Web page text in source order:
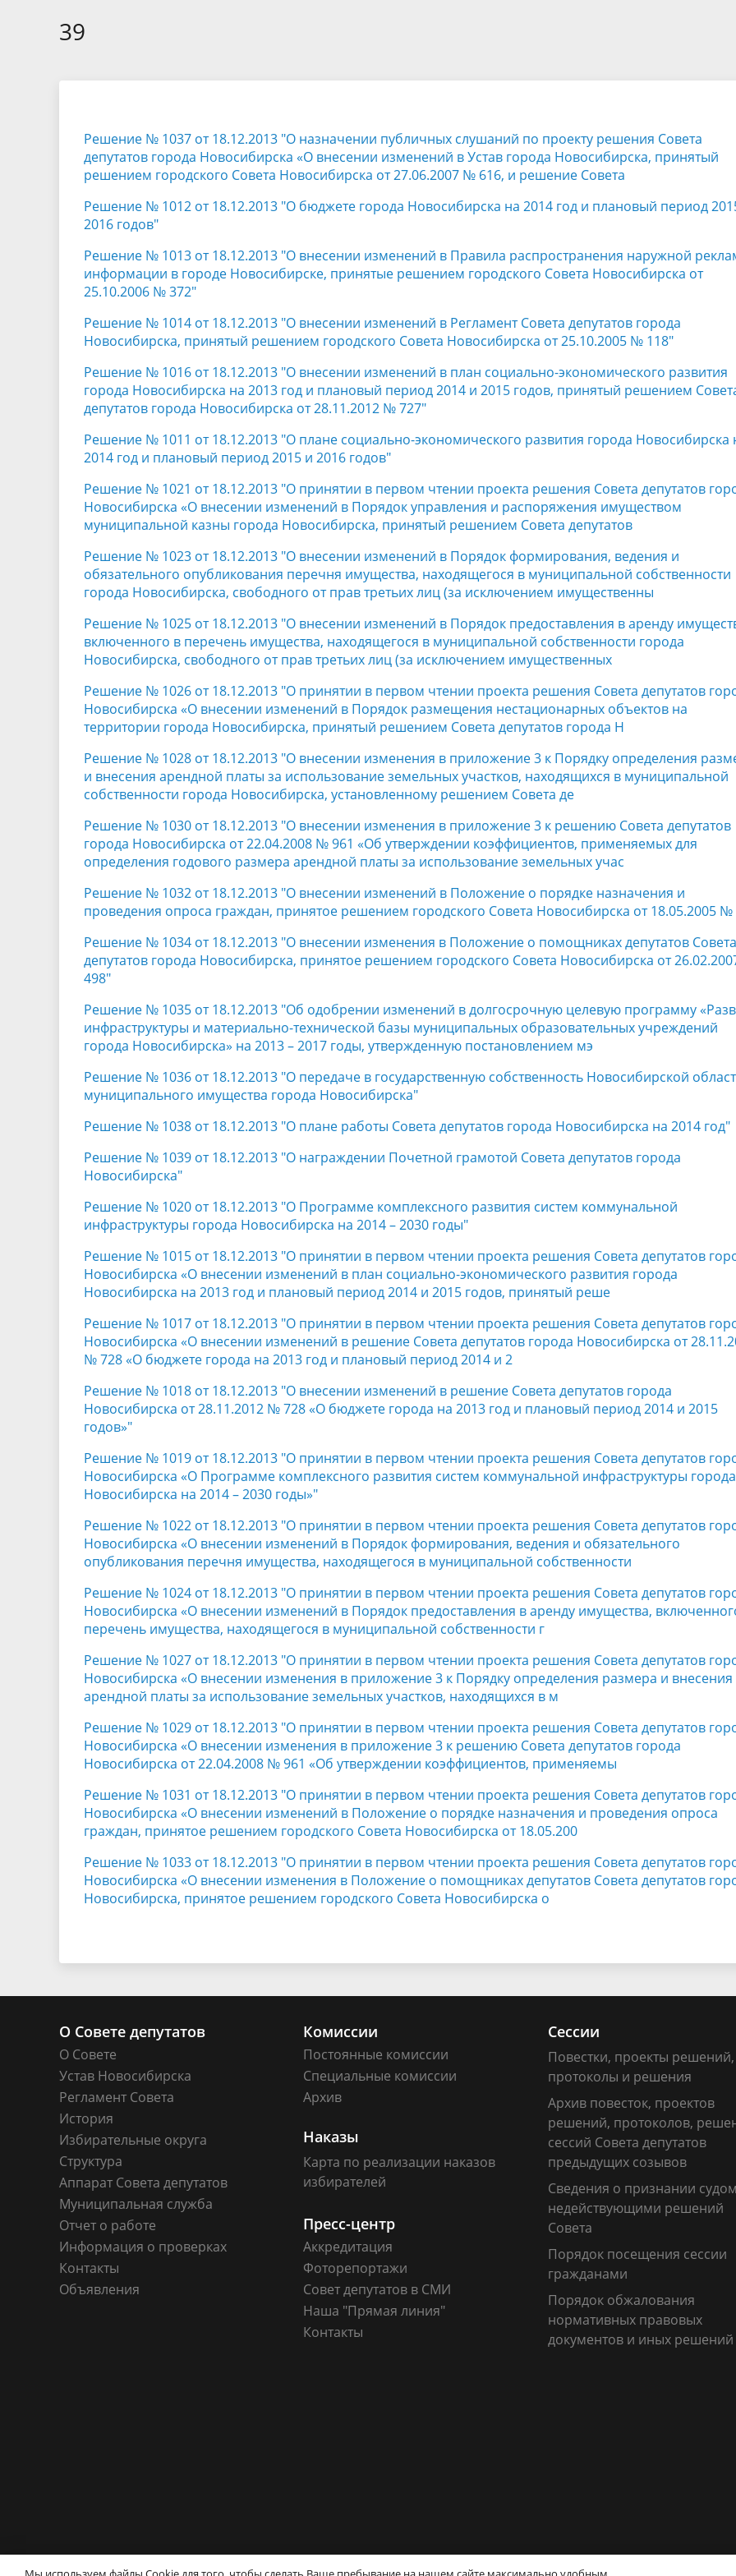
Отчет о работе
решений
муниципальной службы
фактах коррупции
выделяемых бюджетных
39
Решение № 1037 от 18.12.2013 "О назначении публичных слушаний по проекту решения Совета
депутатов города Новосибирска «О внесении изменений в Устав города Новосибирска, принятый
решением городского Совета Новосибирска от 27.06.2007 № 616, и решение Совета
Решение № 1012 от 18.12.2013 "О бюджете города Новосибирска на 2014 год и плановый период
2016 годов"
Решение № 1013 от 18.12.2013 "О внесении изменений в Правила распространения наружной
информации в городе Новосибирске, принятые решением городского Совета Новосибирска от
25.10.2006 № 372"
Решение № 1014 от 18.12.2013 "О внесении изменений в Регламент Совета депутатов города
Новосибирска, принятый решением городского Совета Новосибирска от 25.10.2005 № 118"
Решение № 1016 от 18.12.2013 "О внесении изменений в план социально-экономического развития
города Новосибирска на 2013 год и плановый период 2014 и 2015 годов, принятый решением
депутатов города Новосибирска от 28.11.2012 № 727"
Решение № 1011 от 18.12.2013 "О плане социально-экономического развития города Новосибирска
2014 год и плановый период 2015 и 2016 годов"
Решение № 1021 от 18.12.2013 "О принятии в первом чтении проекта решения Совета депутатов
Новосибирска «О внесении изменений в Порядок управления и распоряжения имуществом
муниципальной казны города Новосибирска, принятый решением Совета депутатов
Решение № 1023 от 18.12.2013 "О внесении изменений в Порядок формирования, ведения и
обязательного опубликования перечня имущества, находящегося в муниципальной собственности
города Новосибирска, свободного от прав третьих лиц (за исключением имущественны
Решение № 1025 от 18.12.2013 "О внесении изменений в Порядок предоставления в аренду
включенного в перечень имущества, находящегося в муниципальной собственности города
Новосибирска, свободного от прав третьих лиц (за исключением имущественных
Решение № 1026 от 18.12.2013 "О принятии в первом чтении проекта решения Совета депутатов
Новосибирска «О внесении изменений в Порядок размещения нестационарных объектов на
территории города Новосибирска, принятый решением Совета депутатов города Н
Решение № 1028 от 18.12.2013 "О внесении изменения в приложение 3 к Порядку определения
и внесения арендной платы за использование земельных участков, находящихся в муниципальной
собственности города Новосибирска, установленному решением Совета де
Решение № 1030 от 18.12.2013 "О внесении изменения в приложение 3 к решению Совета депутатов
города Новосибирска от 22.04.2008 № 961 «Об утверждении коэффициентов, применяемых для
определения годового размера арендной платы за использование земельных учас
Решение № 1032 от 18.12.2013 "О внесении изменений в Положение о порядке назначения и
проведения опроса граждан, принятое решением городского Совета Новосибирска от 18.05.2005 №
Решение № 1034 от 18.12.2013 "О внесении изменения в Положение о помощниках депутатов Совета
депутатов города Новосибирска, принятое решением городского Совета Новосибирска от
498"
Решение № 1035 от 18.12.2013 "Об одобрении изменений в долгосрочную целевую программу
инфраструктуры и материально-технической базы муниципальных образовательных учреждений
города Новосибирска» на 2013 – 2017 годы, утвержденную постановлением мэ
Решение № 1036 от 18.12.2013 "О передаче в государственную собственность Новосибирской
муниципального имущества города Новосибирска"
Решение № 1038 от 18.12.2013 "О плане работы Совета депутатов города Новосибирска на 2014 год"
Решение № 1039 от 18.12.2013 "О награждении Почетной грамотой Совета депутатов города
Новосибирска"
Решение № 1020 от 18.12.2013 "О Программе комплексного развития систем коммунальной
инфраструктуры города Новосибирска на 2014 – 2030 годы"
Решение № 1015 от 18.12.2013 "О принятии в первом чтении проекта решения Совета депутатов
Новосибирска «О внесении изменений в план социально-экономического развития города
Новосибирска на 2013 год и плановый период 2014 и 2015 годов, принятый реше
Решение № 1017 от 18.12.2013 "О принятии в первом чтении проекта решения Совета депутатов
Новосибирска «О внесении изменений в решение Совета депутатов города Новосибирска от
№ 728 «О бюджете города на 2013 год и плановый период 2014 и 2
Решение № 1018 от 18.12.2013 "О внесении изменений в решение Совета депутатов города
Новосибирска от 28.11.2012 № 728 «О бюджете города на 2013 год и плановый период 2014 и 2015
годов»"
Решение № 1019 от 18.12.2013 "О принятии в первом чтении проекта решения Совета депутатов
Новосибирска «О Программе комплексного развития систем коммунальной инфраструктуры города
Новосибирска на 2014 – 2030 годы»"
Решение № 1022 от 18.12.2013 "О принятии в первом чтении проекта решения Совета депутатов
Новосибирска «О внесении изменений в Порядок формирования, ведения и обязательного
опубликования перечня имущества, находящегося в муниципальной собственности
Решение № 1024 от 18.12.2013 "О принятии в первом чтении проекта решения Совета депутатов
Новосибирска «О внесении изменений в Порядок предоставления в аренду имущества,
перечень имущества, находящегося в муниципальной собственности г
Решение № 1027 от 18.12.2013 "О принятии в первом чтении проекта решения Совета депутатов
Новосибирска «О внесении изменения в приложение 3 к Порядку определения размера и внесения
арендной платы за использование земельных участков, находящихся в м
Решение № 1029 от 18.12.2013 "О принятии в первом чтении проекта решения Совета депутатов
Новосибирска «О внесении изменения в приложение 3 к решению Совета депутатов города
Новосибирска от 22.04.2008 № 961 «Об утверждении коэффициентов, применяемы
Решение № 1031 от 18.12.2013 "О принятии в первом чтении проекта решения Совета депутатов
Новосибирска «О внесении изменений в Положение о порядке назначения и проведения опроса
граждан, принятое решением городского Совета Новосибирска от 18.05.200
Решение № 1033 от 18.12.2013 "О принятии в первом чтении проекта решения Совета депутатов
Новосибирска «О внесении изменения в Положение о помощниках депутатов Совета депутатов
Новосибирска, принятое решением городского Совета Новосибирска о
О Совете депутатов
О Совете
Устав Новосибирска
Регламент Совета
История
Избирательные округа
Структура
Аппарат Совета депутатов
Муниципальная служба
Отчет о работе
Информация о проверках
Контакты
Объявления
Комиссии
Постоянные комиссии
Специальные комиссии
Архив
Сессии
Повестки, проекты решений,
протоколы и решения
Архив повесток, проектов
решений, протоколов,
сессий Совета депутатов
предыдущих созывов
Сведения о признании судом
недействующими решений
Совета
Порядок посещения сессии
гражданами
Порядок обжалования
нормативных правовых
документов и иных решений
Наказы
Карта по реализации наказов
избирателей
Пресс-центр
Аккредитация
Фоторепортажи
Совет депутатов в СМИ
Наша "Прямая линия"
Контакты
© Совет депутатов города Новосибирска Контакты 630099, г. Новосибирск, Красный проспект, 34